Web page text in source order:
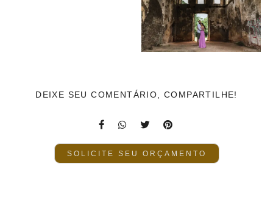
DEIXE SEU COMENTÁRIO, COMPARTILHE!
SOLICITE SEU ORÇAMENTO